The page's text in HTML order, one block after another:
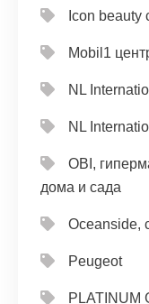
Icon beauty
Mobil1
NL
NL
OBI,
дома и сада
Oceanside,
Peugeot
PLATINUM